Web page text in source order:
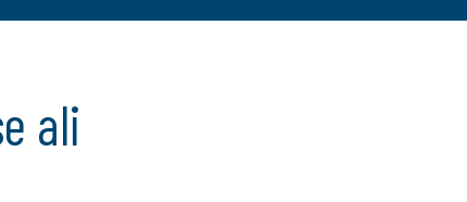
ali